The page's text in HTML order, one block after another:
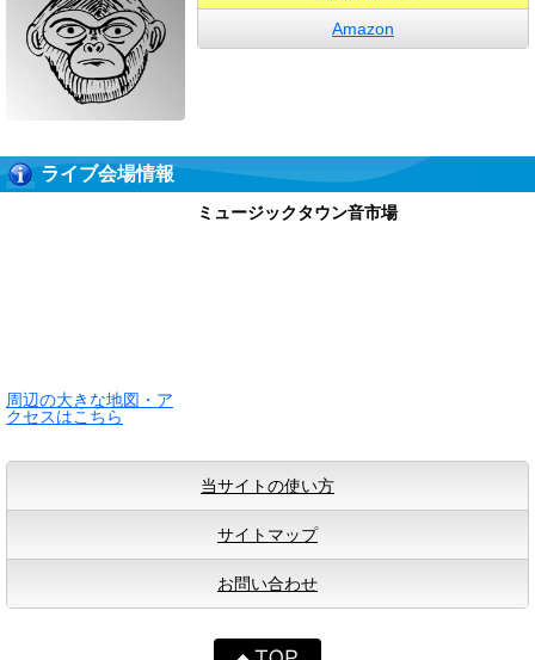
Amazon
ライブ会場情報
周辺の大きな地図・ア
クセスはこちら
ミュージックタウン音市場
当サイトの使い方
サイトマップ
お問い合わせ